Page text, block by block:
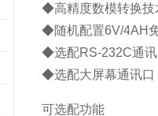
◆高精度数模转换技
◆随机配置6V/4AH
◆选配RS-232C通
◆选配大屏幕通讯口
可选配功能